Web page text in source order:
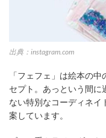
出典：instagram.com
「フェフェ」は絵本の
セプト。あっという間に
ない特別なコーディネイ
案しています。